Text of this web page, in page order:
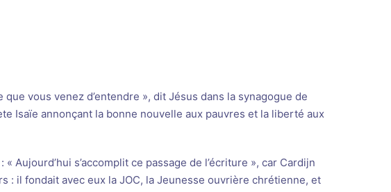
que vous venez d’entendre », dit Jésus dans la synagogue de
Isaïe annonçant la bonne nouvelle aux pauvres et la liberté aux
Aujourd’hui s’accomplit ce passage de l’écriture », car Cardijn
: il fondait avec eux la JOC, la Jeunesse ouvrière chrétienne, et